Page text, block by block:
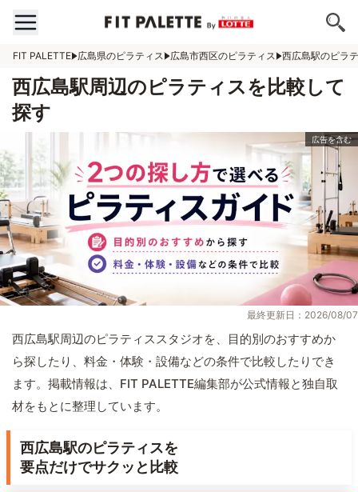
FIT PALETTE 広島県のピラティス 広島市西区のピラティス 西広島駅のピラ
西広島駅周辺のピラティスを比較して
探す
最終更新日：2026/08/07
西広島駅周辺のピラティススタジオを、目的別のおすすめか
ら探したり、料金・体験・設備などの条件で比較したりでき
ます。掲載情報は、FIT PALETTE編集部が公式情報と独自取
材をもとに整理しています。
西広島駅のピラティスを
要点だけでサクッと比較